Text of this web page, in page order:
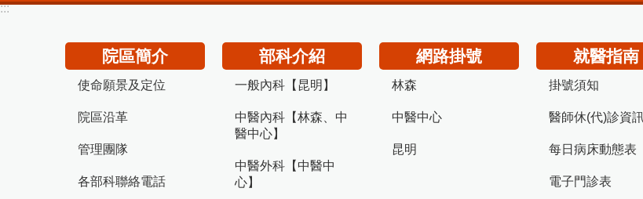
:::
院區簡介
使命願景及定位
院區沿革
管理團隊
各部科聯絡電話
部科介紹
一般內科【昆明】
中醫內科【林森、中
醫中心】
中醫外科【中醫中
心】
網路掛號
林森
中醫中心
昆明
就醫指南
掛號須知
醫師休(代)診資
每日病床動態表
電子門診表